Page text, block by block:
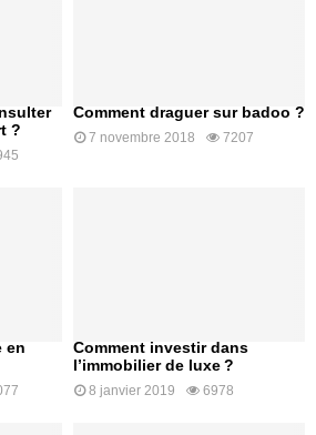
?
Comment draguer sur badoo ?
7 novembre 2018 7207
en
Comment investir dans
l’immobilier de luxe ?
8 janvier 2019 6978